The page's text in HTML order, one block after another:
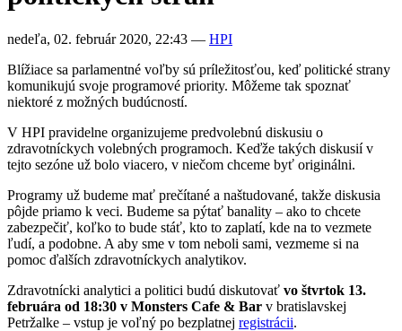
nedeľa, 02. február 2020, 22:43 — HPI
Blížiace sa parlamentné voľby sú príležitosťou, keď politické strany
komunikujú svoje programové priority. Môžeme tak spoznať
niektoré z možných budúcností.
V HPI pravidelne organizujeme predvolebnú diskusiu o
zdravotníckych volebných programoch. Keďže takých diskusií v
tejto sezóne už bolo viacero, v niečom chceme byť originálni.
Programy už budeme mať prečítané a naštudované, takže diskusia
pôjde priamo k veci. Budeme sa pýtať banality – ako to chcete
zabezpečiť, koľko to bude stáť, kto to zaplatí, kde na to vezmete
ľudí, a podobne. A aby sme v tom neboli sami, vezmeme si na
pomoc ďalších zdravotníckych analytikov.
Zdravotnícki analytici a politici budú diskutovať vo štvrtok 13.
februára od 18:30 v Monsters Cafe & Bar v bratislavskej
Petržalke – vstup je voľný po bezplatnej registrácii.